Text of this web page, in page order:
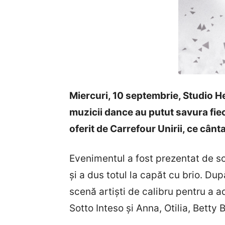
Miercuri, 10 septembrie, Studio
muzicii dance au putut savura
oferit de Carrefour Unirii, ce
Evenimentul a fost prezentat de
și a dus totul la capăt cu brio.
scenă artiști de calibru pentru a
Sotto Inteso și Anna, Otilia, Betty